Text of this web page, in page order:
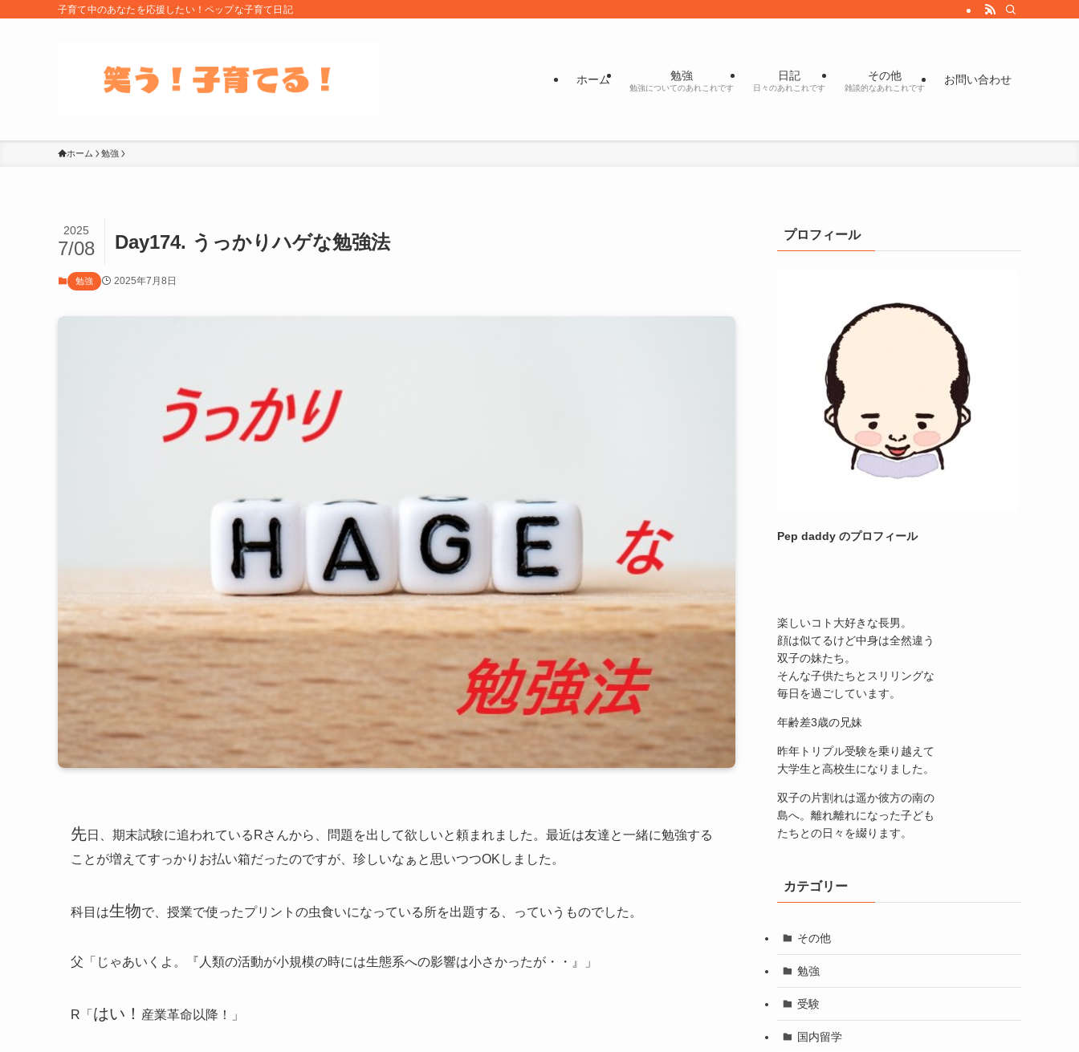
子育て中のあなたを応援したい！ペップな子育て日記
ホーム 勉強
勉強についてのあれこれです
日記
日々のあれこれです
その他
雑談的なあれこれです
お問い合わせ
ホーム 勉強
Day174. うっかりハゲな勉強法
2025
7/08
勉強 2025年7月8日
先日、期末試験に追われているRさんから、問題を出して欲しいと頼まれました。最近は友達と一緒に勉強する
ことが増えてすっかりお払い箱だったのですが、珍しいなぁと思いつつOKしました。
科目は生物で、授業で使ったプリントの虫食いになっている所を出題する、っていうものでした。
父「じゃあいくよ。『人類の活動が小規模の時には生態系への影響は小さかったが・・』」
R「 はい！ 産業革命以降！」
プロフィール
Pep daddy のプロフィール
楽しいコト大好きな長男。
顔は似てるけど中身は全然違う
双子の妹たち。
そんな子供たちとスリリングな
毎日を過ごしています。
年齢差3歳の兄妹
昨年トリプル受験を乗り越えて
大学生と高校生になりました。
双子の片割れは遥か彼方の南の
島へ。離れ離れになった子ども
たちとの日々を綴ります。
カテゴリー
その他
勉強
受験
国内留学